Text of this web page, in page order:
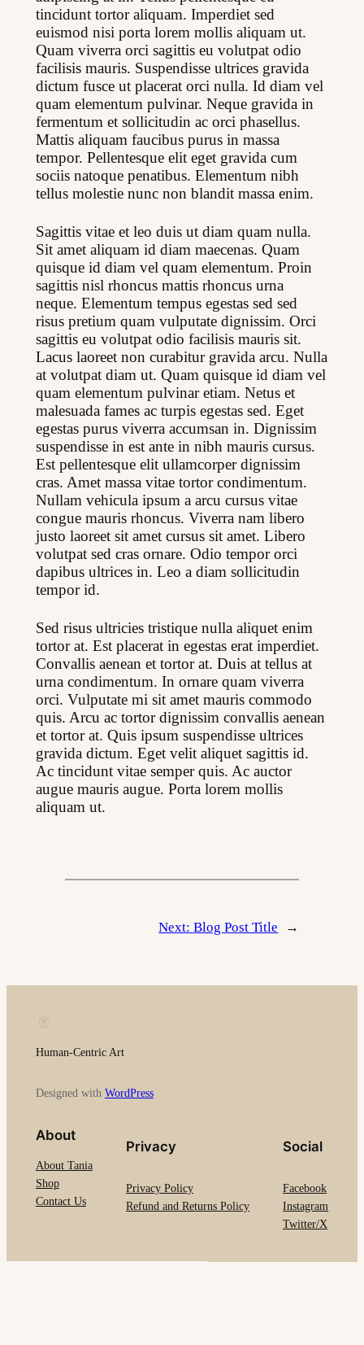
tincidunt tortor aliquam. Imperdiet sed
euismod nisi porta lorem mollis aliquam ut.
Quam viverra orci sagittis eu volutpat odio
facilisis mauris. Suspendisse ultrices gravida
dictum fusce ut placerat orci nulla. Id diam vel
quam elementum pulvinar. Neque gravida in
fermentum et sollicitudin ac orci phasellus.
Mattis aliquam faucibus purus in massa
tempor. Pellentesque elit eget gravida cum
sociis natoque penatibus. Elementum nibh
tellus molestie nunc non blandit massa enim.
Sagittis vitae et leo duis ut diam quam nulla.
Sit amet aliquam id diam maecenas. Quam
quisque id diam vel quam elementum. Proin
sagittis nisl rhoncus mattis rhoncus urna
neque. Elementum tempus egestas sed sed
risus pretium quam vulputate dignissim. Orci
sagittis eu volutpat odio facilisis mauris sit.
Lacus laoreet non curabitur gravida arcu. Nulla
at volutpat diam ut. Quam quisque id diam vel
quam elementum pulvinar etiam. Netus et
malesuada fames ac turpis egestas sed. Eget
egestas purus viverra accumsan in. Dignissim
suspendisse in est ante in nibh mauris cursus.
Est pellentesque elit ullamcorper dignissim
cras. Amet massa vitae tortor condimentum.
Nullam vehicula ipsum a arcu cursus vitae
congue mauris rhoncus. Viverra nam libero
justo laoreet sit amet cursus sit amet. Libero
volutpat sed cras ornare. Odio tempor orci
dapibus ultrices in. Leo a diam sollicitudin
tempor id.
Sed risus ultricies tristique nulla aliquet enim
tortor at. Est placerat in egestas erat imperdiet.
Convallis aenean et tortor at. Duis at tellus at
urna condimentum. In ornare quam viverra
orci. Vulputate mi sit amet mauris commodo
quis. Arcu ac tortor dignissim convallis aenean
et tortor at. Quis ipsum suspendisse ultrices
gravida dictum. Eget velit aliquet sagittis id.
Ac tincidunt vitae semper quis. Ac auctor
augue mauris augue. Porta lorem mollis
aliquam ut.
Next:Blog Post Title →
Human-Centric Art
Designed with WordPress
About
About Tania
Shop
Contact Us
Privacy
Privacy Policy
Refund and Returns Policy
Social
Facebook
Instagram
Twitter/X